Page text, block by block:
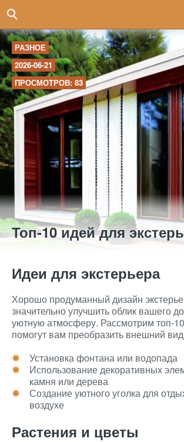
РАЗНОЕ
2026-06-21
ПРОСМОТРОВ: 83
Топ-10 идей для
Идеи для экстерьера
Хорошо продуманный дизайн
значительно улучшить облик вашего
уютную атмосферу. Рассмотрим топ-
помогут вам преобразить внешний
Установка фонтана или водопада
Использование декоративных
камня или дерева
Создание уютного уголка для
воздухе
Растения и цветы